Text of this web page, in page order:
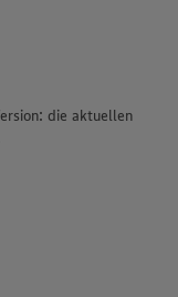
Hagenah
sich wegweisend
über 100 Jahren ist
die aktuellen